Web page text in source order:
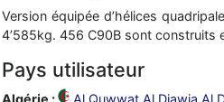
Version équipée d’hélices
4’585kg. 456 C90B sont
Pays utilisateur
Algérie : Al Quwwat Al Djawia Al